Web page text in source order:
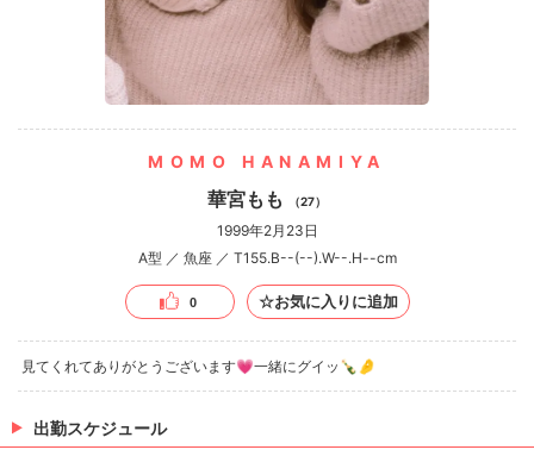
MOMO HANAMIYA
華宮もも （27）
1999年2月23日
A型 ／ 魚座 ／ T155.B--(--).W--.H--cm
0 ☆お気に入りに追加
見てくれてありがとうございます💗一緒にグイッ🍾🤌
出勤スケジュール